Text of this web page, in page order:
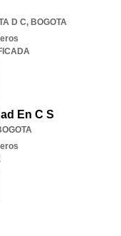
D C, BOGOTA
En C S